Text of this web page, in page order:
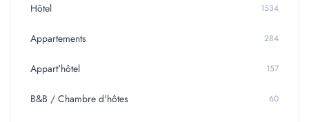
Hôtel 1534
Appartements 284
Appart'hôtel 157
B&B / Chambre d'hôtes 60